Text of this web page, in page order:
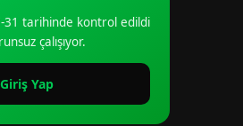
31 tarihinde kontrol edildi
çalışıyor.
Giriş Yap